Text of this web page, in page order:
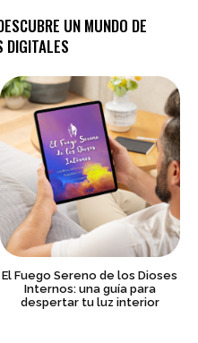
UN MUNDO DE
DIGITALES
El Fuego Sereno de los Dioses
Internos: una guía para
despertar tu luz interior